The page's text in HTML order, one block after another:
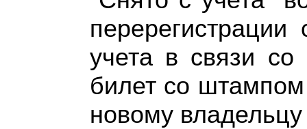
учета в связи со
билет со
новому